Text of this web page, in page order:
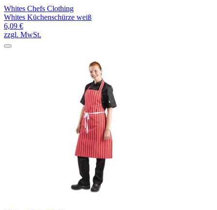
Whites Chefs Clothing
Whites Küchenschürze weiß
6,09 €
zzgl. MwSt.